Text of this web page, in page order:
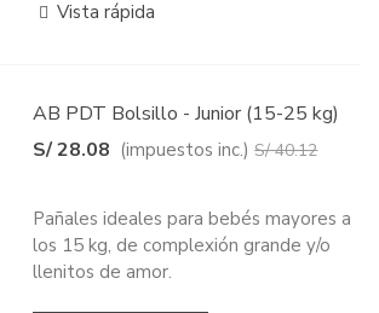
Vista rápida
AB PDT Bolsillo - Junior (15-25 kg)
S/ 28.08 (impuestos inc.) S/ 40.12
Pañales ideales para bebés mayores a
los 15 kg, de complexión grande y/o
llenitos de amor.